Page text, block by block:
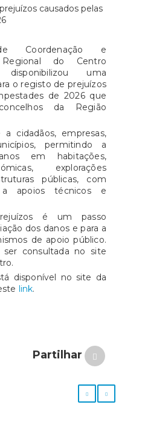
Coordenação e
Regional do Centro
uma
o registo de prejuízos
de 2026 que
da Região
cidadãos, empresas,
permitindo a
em habitações,
explorações
públicas, com
apoios técnicos e
é um passo
dos danos e para a
de apoio público.
consultada no site
disponível no site da
link.
Partilhar